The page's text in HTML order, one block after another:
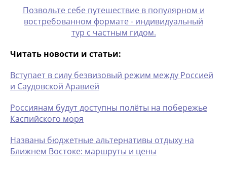
Позвольте себе путешествие в популярном и
востребованном формате - индивидуальный
тур с частным гидом.
Читать новости и статьи:
Вступает в силу безвизовый режим между Россией
и Саудовской Аравией
Россиянам будут доступны полёты на побережье
Каспийского моря
Названы бюджетные альтернативы отдыху на
Ближнем Востоке: маршруты и цены